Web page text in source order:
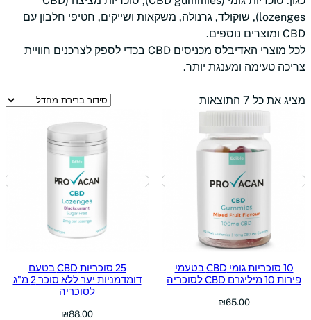
lozenges), שוקולד, גרנולה, משקאות ושייקים, חטיפי חלבון עם
CBD ומוצרים נוספים.
לכל מוצרי האדיבלס מכניסים CBD בכדי לספק לצרכנים חוויית
צריכה טעימה ומענגת יותר.
מציג את כל 7 התוצאות
10 סוכריות גומי CBD בטעמי
פירות 10 מיליגרם CBD לסוכריה
₪65.00
25 סוכריות CBD בטעם
דומדמניות יער ללא סוכר 2 מ"ג
לסוכריה
₪88.00